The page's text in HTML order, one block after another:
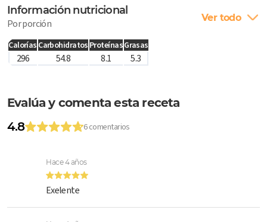
Información nutricional
Por porción Ver todo
Calorías Carbohidratos ProteínasGrasas
296 54.8 8.1 5.3
Evalúa y comenta esta receta
4.8
6 comentarios
Hace 4 años
Exelente